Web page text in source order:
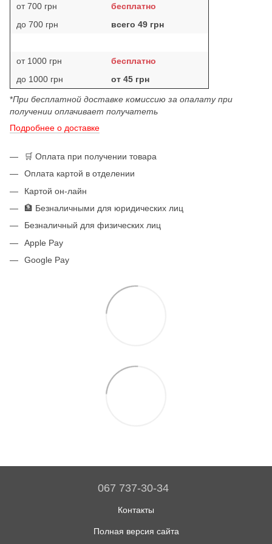
от 700 грн
бесплатно
до 700 грн
всего 49 грн
от 1000 грн
бесплатно
до 1000 грн
от 45 грн
*При бесплатной доставке комиссию за опалату при
получении оплачивает получатеть
Подробнее о доставке
🛒 Оплата при получении товара
Оплата картой в отделении
Картой он-лайн
🏦 Безналичными для юридических лиц
Безналичный для физических лиц
Apple Pay
Google Pay
067 737-30-34
Контакты
Полная версия сайта